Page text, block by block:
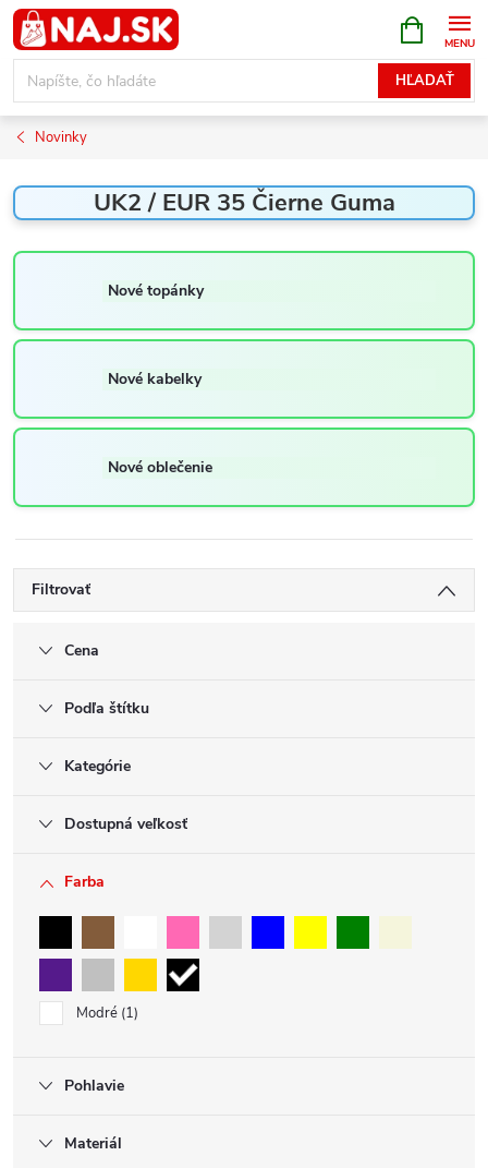
Prejsť
na
obsah
HĽADAŤ
KOŠÍK
Novinky
UK2 / EUR 35 Čierne Guma
Nové topánky
Nové kabelky
Nové oblečenie
Filtrovať
Cena
Podľa štítku
Kategórie
Dostupná veľkosť
Farba
Modré 1
Pohlavie
Materiál